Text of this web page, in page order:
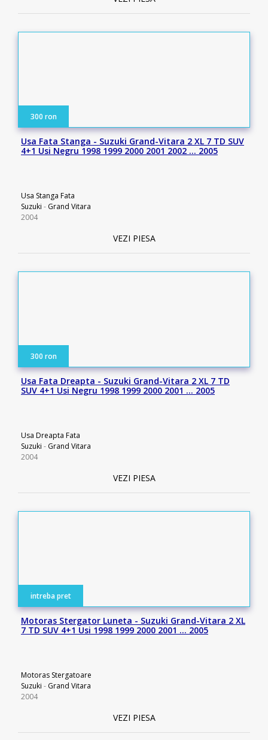
300 ron
Usa Fata Stanga - Suzuki Grand-Vitara 2 XL 7 TD SUV
4+1 Usi Negru 1998 1999 2000 2001 2002 … 2005
Usa Stanga Fata
Suzuki - Grand Vitara
2004
VEZI PIESA
300 ron
Usa Fata Dreapta - Suzuki Grand-Vitara 2 XL 7 TD
SUV 4+1 Usi Negru 1998 1999 2000 2001 … 2005
Usa Dreapta Fata
Suzuki - Grand Vitara
2004
VEZI PIESA
intreba pret
Motoras Stergator Luneta - Suzuki Grand-Vitara 2 XL
7 TD SUV 4+1 Usi 1998 1999 2000 2001 … 2005
Motoras Stergatoare
Suzuki - Grand Vitara
2004
VEZI PIESA